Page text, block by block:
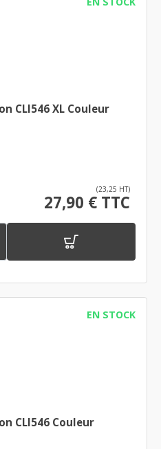
CLI546 XL Couleur
(23,25 HT)
27,90 € TTC
EN STOCK
CLI546 Couleur